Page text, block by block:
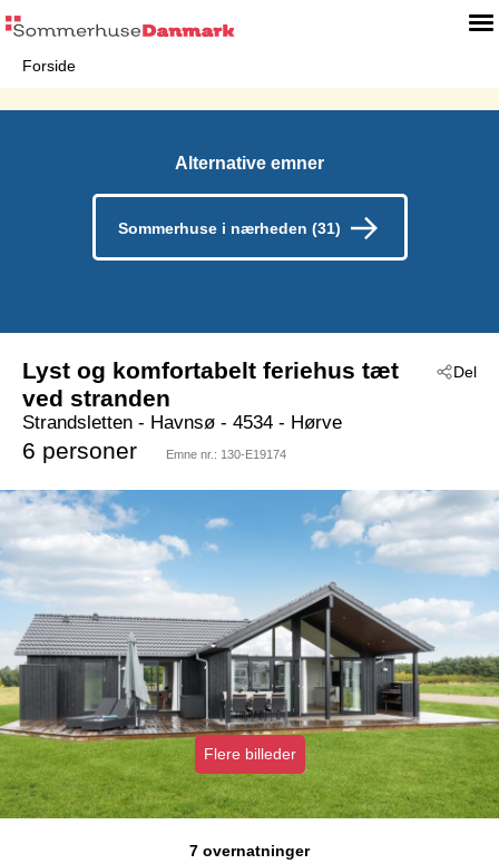
Forside
Alternative emner
Sommerhuse i nærheden (31)
Del
Lyst og komfortabelt feriehus tæt
ved stranden
Strandsletten - Havnsø - 4534 - Hørve
6 personer Emne nr.: 130-E19174
Flere billeder
7 overnatninger